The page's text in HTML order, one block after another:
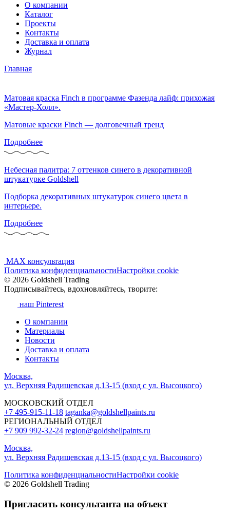
О компании
Каталог
Проекты
Контакты
Доставка и оплата
Журнал
Главная
Матовая краска Finch в программе Фазенда лайф: прихожая
«Мастер-Холл».
Матовые краски Finch — долговечный тренд
Подробнее
Небесная палитра: 7 оттенков синего в декоративной
штукатурке Goldshell
Подборка декоративных штукатурок синего цвета в
интерьере.
Подробнее
MAX консультация
Политика конфиденциальностиНастройки cookie
© 2026 Goldshell Trading
Подписывайтесь, вдохновляйтесь, творите:
наш Pinterest
О компании
Материалы
Новости
Доставка и оплата
Контакты
Москва,
ул. Верхняя Радищевская д.13-15 (вход с ул. Высоцкого)
МОСКОВСКИЙ ОТДЕЛ
+7 495-915-11-18 taganka@goldshellpaints.ru
РЕГИОНАЛЬНЫЙ ОТДЕЛ
+7 909 992-32-24‬ region@goldshellpaints.ru
Москва,
ул. Верхняя Радищевская д.13-15 (вход с ул. Высоцкого)
Политика конфиденциальностиНастройки cookie
© 2026 Goldshell Trading
Пригласить консультанта на объект